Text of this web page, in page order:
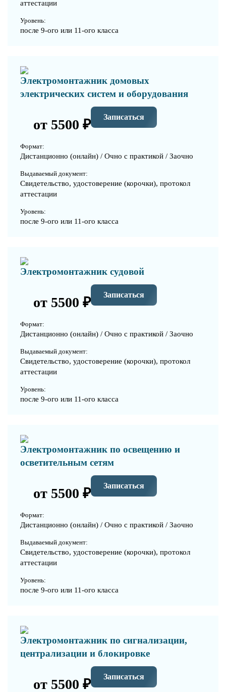
аттестации
Уровень:
после 9-ого или 11-ого класса
Электромонтажник домовых
электрических систем и оборудования
от 5500 ₽ Записаться
Формат:
Дистанционно (онлайн) / Очно с практикой / Заочно
Выдаваемый документ:
Свидетельство, удостоверение (корочки), протокол
аттестации
Уровень:
после 9-ого или 11-ого класса
Электромонтажник судовой
от 5500 ₽ Записаться
Формат:
Дистанционно (онлайн) / Очно с практикой / Заочно
Выдаваемый документ:
Свидетельство, удостоверение (корочки), протокол
аттестации
Уровень:
после 9-ого или 11-ого класса
Электромонтажник по освещению и
осветительным сетям
от 5500 ₽ Записаться
Формат:
Дистанционно (онлайн) / Очно с практикой / Заочно
Выдаваемый документ:
Свидетельство, удостоверение (корочки), протокол
аттестации
Уровень:
после 9-ого или 11-ого класса
Электромонтажник по сигнализации,
централизации и блокировке
от 5500 ₽ Записаться